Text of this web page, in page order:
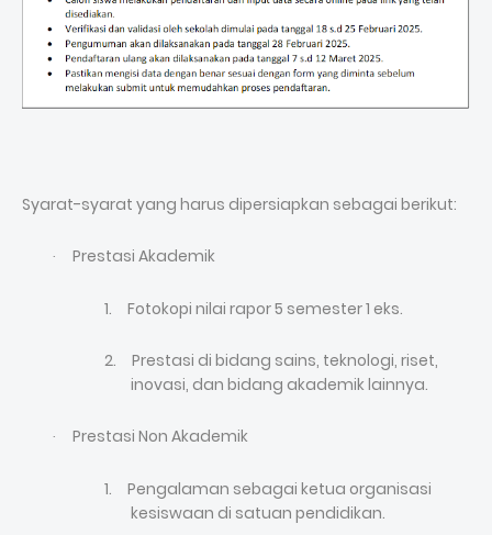
Syarat-syarat yang harus dipersiapkan sebagai berikut:
· Prestasi Akademik
1. Fotokopi nilai rapor 5 semester 1 eks.
2.
Prestasi di bidang sains, teknologi, riset,
inovasi, dan bidang akademik lainnya.
· Prestasi Non Akademik
1.
Pengalaman sebagai ketua organisasi
kesiswaan di satuan pendidikan.